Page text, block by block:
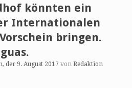
könnten ein
Internationalen
bringen.
der 9. August 2017 von Redaktion